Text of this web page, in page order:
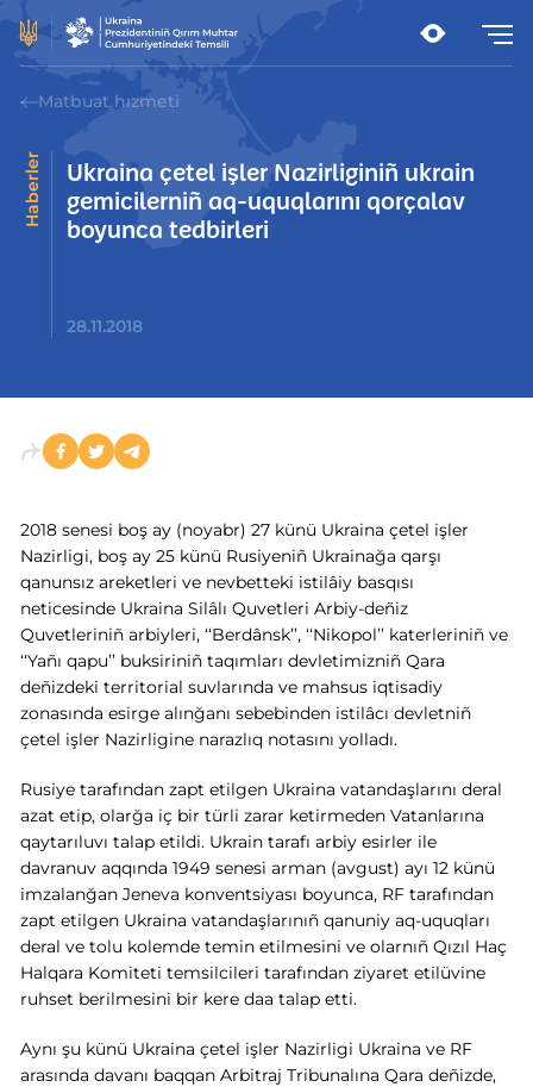
Matbuat hızmeti
Haberler
Ukraina çetel işler Nazirliginiñ ukrain
gemicilerniñ aq-uquqlarını qorçalav
boyunca tedbirleri
28.11.2018
2018 senesi boş ay (noyabr) 27 künü Ukraina çetel işler
Nazirligi, boş ay 25 künü Rusiyeniñ Ukrainağa qarşı
qanunsız areketleri ve nevbetteki istilâiy basqısı
neticesinde Ukraina Silâlı Quvetleri Arbiy-deñiz
Quvetleriniñ arbiyleri, ‘‘Berdânsk’’, ‘‘Nikopol’’ katerleriniñ ve
‘‘Yañı qapu’’ buksiriniñ taqımları devletimizniñ Qara
deñizdeki territorial suvlarında ve mahsus iqtisadiy
zonasında esirge alınğanı sebebinden istilâcı devletniñ
çetel işler Nazirligine narazlıq notasını yolladı.
Rusiye tarafından zapt etilgen Ukraina vatandaşlarını deral
azat etip, olarğa iç bir türli zarar ketirmeden Vatanlarına
qaytarıluvı talap etildi. Ukrain tarafı arbiy esirler ile
davranuv aqqında 1949 senesi arman (avgust) ayı 12 künü
imzalanğan Jeneva konventsiyası boyunca, RF tarafından
zapt etilgen Ukraina vatandaşlarınıñ qanuniy aq-uquqları
deral ve tolu kolemde temin etilmesini ve olarnıñ Qızıl Haç
Halqara Komiteti temsilcileri tarafından ziyaret etilüvine
ruhset berilmesini bir kere daa talap etti.
Aynı şu künü Ukraina çetel işler Nazirligi Ukraina ve RF
arasında davanı baqqan Arbitraj Tribunalına Qara deñizde,